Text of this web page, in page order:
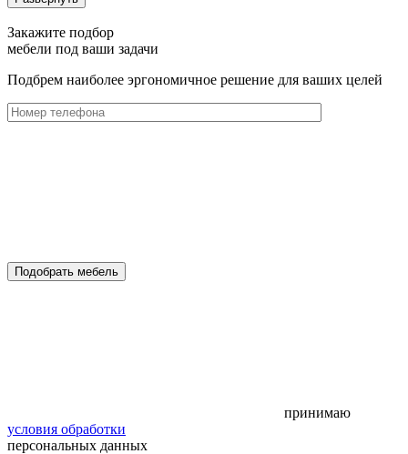
Закажите подбор
мебели под ваши задачи
Подбрем наиболее эргономичное решение для ваших целей
Подобрать мебель
принимаю
условия обработки
персональных данных